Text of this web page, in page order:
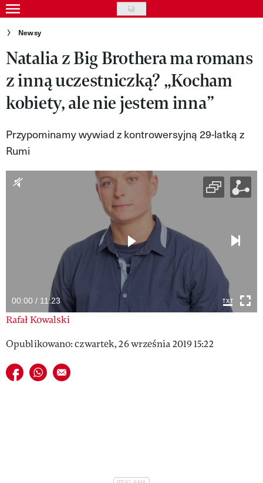
Skip
to
content
Gwiazdy
Ludzie
Moda
Uroda
Styl życia
Kultura
Wideo
VIVA!LIFESTYLE
VIVA!MAN
VIVA!ITAKA
MAGAZYN VIVA!
Newsy
Natalia z Big Brothera ma romans
z inną uczestniczką? „Kocham
kobiety, ale nie jestem inna”
Przypominamy wywiad z kontrowersyjną 29-latką z
Rumi
00:00 / 11:23
Rafał Kowalski
Opublikowano: czwartek, 26 września 2019 15:22
Udostępnij na facebook
Udostępnij na whatsapp
E-mail do przyjaciela